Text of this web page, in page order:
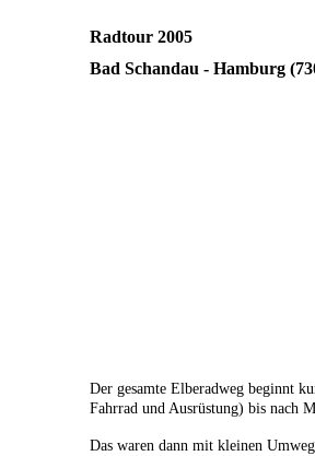
Radtour 2005
Bad Schandau - Hamburg
Der gesamte Elberadweg beginnt
Fahrrad und Ausrüstung) bis nach
Das waren dann mit kleinen